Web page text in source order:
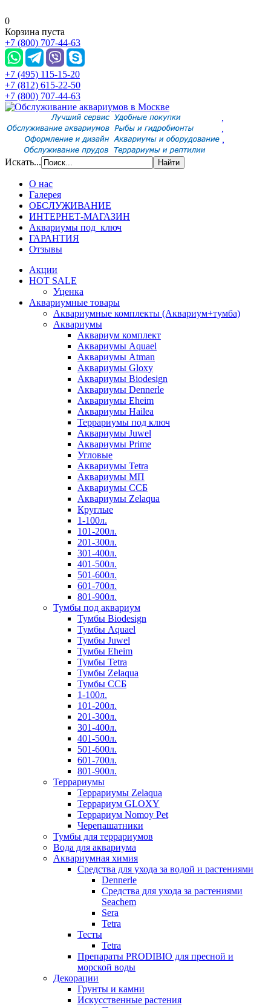
0
Корзина пуста
+7 (800) 707-44-63
+7 (495) 115-15-20
+7 (812) 615-22-50
+7 (800) 707-44-63
,
,
,
Искать...
О нас
Галерея
ОБСЛУЖИВАНИЕ
ИНТЕРНЕТ-МАГАЗИН
Аквариумы под ключ
ГАРАНТИЯ
Отзывы
Акции
HOT SALE
Уценка
Аквариумные товары
Аквариумные комплекты (Аквариум+тумба)
Аквариумы
Аквариум комплект
Аквариумы Aquael
Аквариумы Atman
Аквариумы Gloxy
Аквариумы Biodesign
Аквариумы Dennerle
Аквариумы Eheim
Аквариумы Hailea
Террариумы под ключ
Аквариумы Juwel
Аквариумы Prime
Угловые
Аквариумы Tetra
Аквариумы МП
Аквариумы ССБ
Аквариумы Zelaqua
Круглые
1-100л.
101-200л.
201-300л.
301-400л.
401-500л.
501-600л.
601-700л.
801-900л.
Тумбы под аквариум
Тумбы Biodesign
Тумбы Aquael
Тумбы Juwel
Тумбы Eheim
Тумбы Tetra
Тумбы Zelaqua
Тумбы ССБ
1-100л.
101-200л.
201-300л.
301-400л.
401-500л.
501-600л.
601-700л.
801-900л.
Террариумы
Террариумы Zelaqua
Террариум GLOXY
Террариум Nomoy Pet
Черепашатники
Тумбы для террариумов
Вода для аквариума
Аквариумная химия
Средства для ухода за водой и растениями
Dennerle
Средства для ухода за растениями
Seachem
Sera
Tetra
Тесты
Tetra
Препараты PRODIBIO для пресной и
морской воды
Декорации
Грунты и камни
Искусственные растения